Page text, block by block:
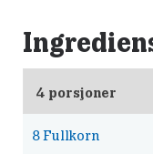
8Fullkorn